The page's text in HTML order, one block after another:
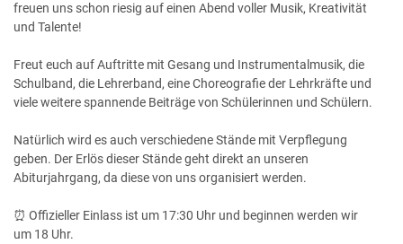
freuen uns schon riesig auf einen Abend voller Musik, Kreativität
und Talente!
Freut euch auf Auftritte mit Gesang und Instrumentalmusik, die
Schulband, die Lehrerband, eine Choreografie der Lehrkräfte und
viele weitere spannende Beiträge von Schülerinnen und Schülern.
Natürlich wird es auch verschiedene Stände mit Verpflegung
geben. Der Erlös dieser Stände geht direkt an unseren
Abiturjahrgang, da diese von uns organisiert werden.
⏰ Offizieller Einlass ist um 17:30 Uhr und beginnen werden wir
um 18 Uhr.